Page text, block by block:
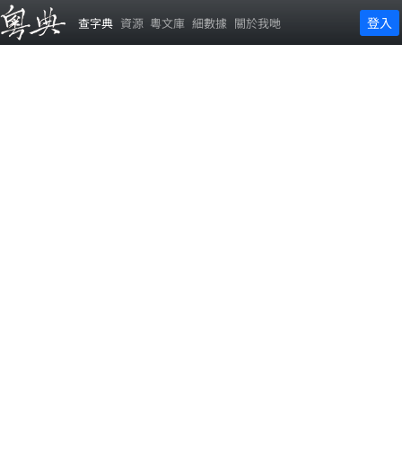
查字典 資源 粵文庫 細數據 關於我哋 登入